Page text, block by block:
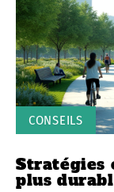
CONSEILS
Stratégies
plus